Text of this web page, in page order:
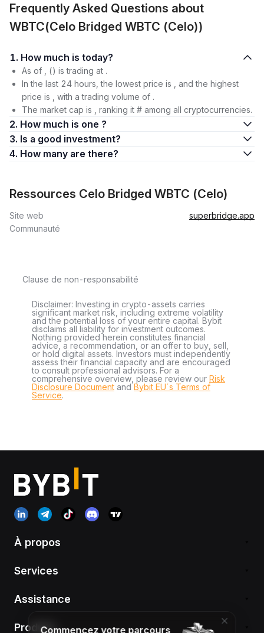
Frequently Asked Questions about
WBTC(Celo Bridged WBTC (Celo))
1. How much is today?
As of , () is trading at .
In the last 24 hours, the lowest price is , and the highest
price is , with a trading volume of .
The market cap is , ranking it # among all cryptocurrencies.
2. How much is one ?
3. Is a good investment?
4. How many are there?
Ressources Celo Bridged WBTC (Celo)
Site web
superbridge.app
Communauté
Clause de non-responsabilité
Disclaimer: Investing in crypto-assets carries
significant market risk, including extreme volatility
and the potential loss of your entire capital. Bybit
disclaims all liability for investment outcomes.
Nothing provided herein constitutes financial
advice, a recommendation, or an offer to buy, sell,
or hold digital assets. Investors must independently
assess their financial capacity and are encouraged
to consult professional advisors. For a
comprehensive overview, please review our Risk
Disclosure Document andBybit EU´s Terms of
Service.
À propos
Services
Assistance
ProduitsCommencez votre parcours